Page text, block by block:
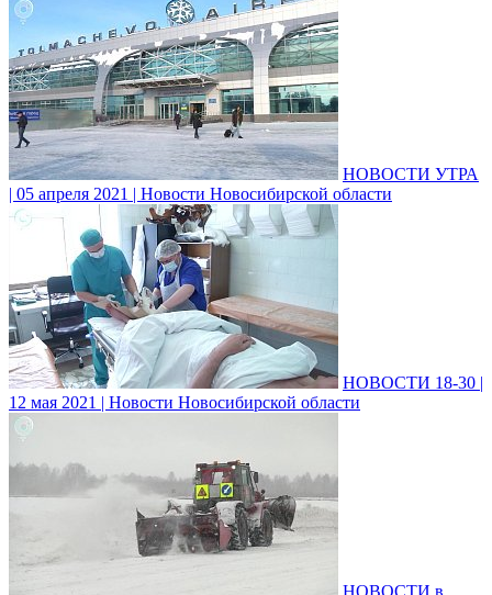
НОВОСТИ УТРА
| 05 апреля 2021 | Новости Новосибирской области
НОВОСТИ 18-30 |
12 мая 2021 | Новости Новосибирской области
НОВОСТИ в